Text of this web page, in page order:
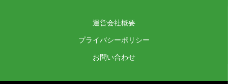
運営会社概要
プライバシーポリシー
お問い合わせ